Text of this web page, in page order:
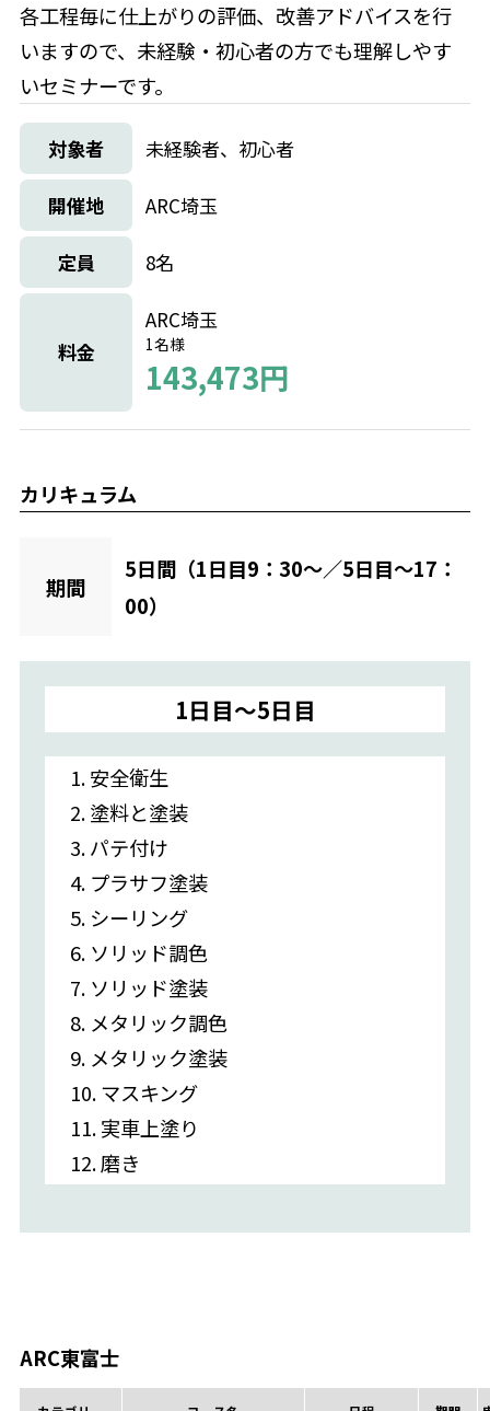
各工程毎に仕上がりの評価、改善アドバイスを行
いますので、未経験・初心者の方でも理解しやす
いセミナーです。
対象者 未経験者、初心者
開催地 ARC埼玉
定員 8名
料金
ARC埼玉
1名様
143,473円
カリキュラム
期間
5日間（1日目9：30～／5日目～17：
00）
1日目〜5日目
1. 安全衛生
2. 塗料と塗装
3. パテ付け
4. プラサフ塗装
5. シーリング
6. ソリッド調色
7. ソリッド塗装
8. メタリック調色
9. メタリック塗装
10. マスキング
11. 実車上塗り
12. 磨き
ARC東富士